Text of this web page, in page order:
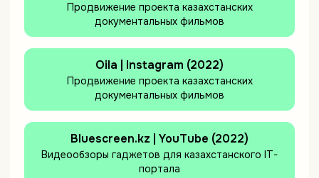
Продвижение проекта казахстанских
документальных фильмов
Oila | Instagram (2022)
Продвижение проекта казахстанских
документальных фильмов
Bluescreen.kz | YouTube (2022)
Видеообзоры гаджетов для казахстанского IT-
портала